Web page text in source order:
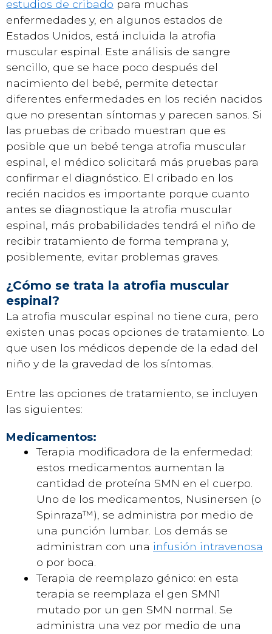
estudios de cribado para muchas
enfermedades y, en algunos estados de
Estados Unidos, está incluida la atrofia
muscular espinal. Este análisis de sangre
sencillo, que se hace poco después del
nacimiento del bebé, permite detectar
diferentes enfermedades en los recién nacidos
que no presentan síntomas y parecen sanos. Si
las pruebas de cribado muestran que es
posible que un bebé tenga atrofia muscular
espinal, el médico solicitará más pruebas para
confirmar el diagnóstico. El cribado en los
recién nacidos es importante porque cuanto
antes se diagnostique la atrofia muscular
espinal, más probabilidades tendrá el niño de
recibir tratamiento de forma temprana y,
posiblemente, evitar problemas graves.
¿Cómo se trata la atrofia muscular
espinal?
La atrofia muscular espinal no tiene cura, pero
existen unas pocas opciones de tratamiento. Lo
que usen los médicos depende de la edad del
niño y de la gravedad de los síntomas.
Entre las opciones de tratamiento, se incluyen
las siguientes:
Medicamentos:
Terapia modificadora de la enfermedad:
estos medicamentos aumentan la
cantidad de proteína SMN en el cuerpo.
Uno de los medicamentos, Nusinersen (o
Spinraza™), se administra por medio de
una punción lumbar. Los demás se
administran con una infusión intravenosa
o por boca.
Terapia de reemplazo génico: en esta
terapia se reemplaza el gen SMN1
mutado por un gen SMN normal. Se
administra una vez por medio de una